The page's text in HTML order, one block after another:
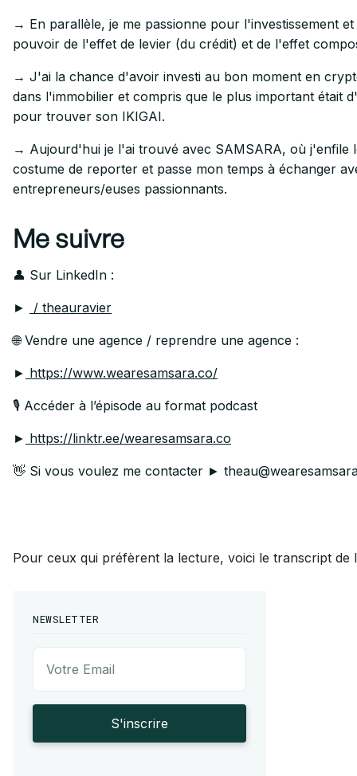
→ En parallèle, je me passionne pour l'investissement et
pouvoir de l'effet de levier (du crédit) et de l'effet
→ J'ai la chance d'avoir investi au bon moment en
dans l'immobilier et compris que le plus important était
pour trouver son IKIGAI.
→ Aujourd'hui je l'ai trouvé avec SAMSARA, où j'enfile
costume de reporter et passe mon temps à échanger
entrepreneurs/euses passionnants.
Me suivre
👤 Sur LinkedIn :
► / theauravier
🌐 Vendre une agence / reprendre une agence :
► https://www.wearesamsara.co/
🎙️ Accéder à l’épisode au format podcast
► https://linktr.ee/wearesamsara.co
👋 Si vous voulez me contacter ►
Pour ceux qui préfèrent la lecture, voici le transcript de
NEWSLETTER